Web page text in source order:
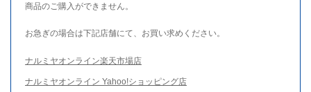
商品のご購入ができません。
お急ぎの場合は下記店舗にて、お買い求めください。
ナルミヤオンライン楽天市場店
ナルミヤオンライン Yahoo!ショッピング店